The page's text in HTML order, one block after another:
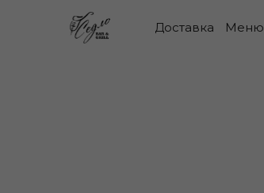
Доставка Меню